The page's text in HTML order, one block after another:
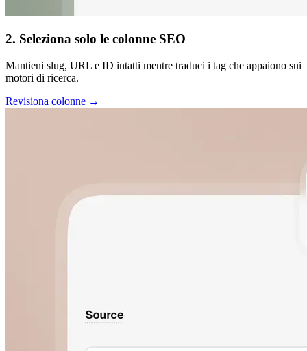
2. Seleziona solo le colonne SEO
Mantieni slug, URL e ID intatti mentre traduci i tag che appaiono sui
motori di ricerca.
Revisiona colonne →